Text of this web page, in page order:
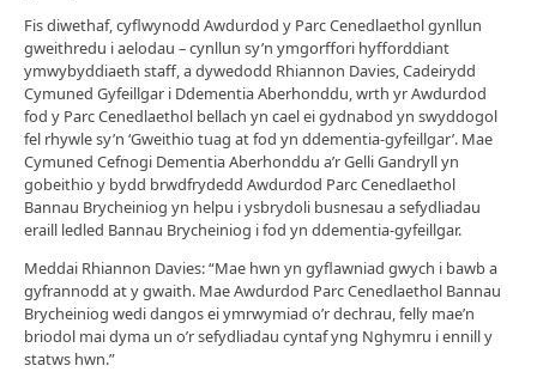
Fis diwethaf, cyflwynodd Awdurdod y Parc Cenedlaethol gynllun
gweithredu i aelodau – cynllun sy’n ymgorffori hyfforddiant
ymwybyddiaeth staff, a dywedodd Rhiannon Davies, Cadeirydd
Cymuned Gyfeillgar i Ddementia Aberhonddu, wrth yr Awdurdod
fod y Parc Cenedlaethol bellach yn cael ei gydnabod yn swyddogol
fel rhywle sy’n ‘Gweithio tuag at fod yn ddementia-gyfeillgar’. Mae
Cymuned Cefnogi Dementia Aberhonddu a’r Gelli Gandryll yn
gobeithio y bydd brwdfrydedd Awdurdod Parc Cenedlaethol
Bannau Brycheiniog yn helpu i ysbrydoli busnesau a sefydliadau
eraill ledled Bannau Brycheiniog i fod yn ddementia-gyfeillgar.
Meddai Rhiannon Davies: “Mae hwn yn gyflawniad gwych i bawb a
gyfrannodd at y gwaith. Mae Awdurdod Parc Cenedlaethol Bannau
Brycheiniog wedi dangos ei ymrwymiad o’r dechrau, felly mae’n
briodol mai dyma un o’r sefydliadau cyntaf yng Nghymru i ennill y
statws hwn.”